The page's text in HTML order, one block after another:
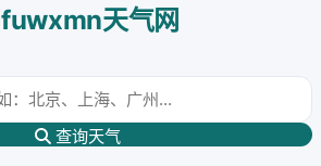
fuwxmn天气网
查询天气